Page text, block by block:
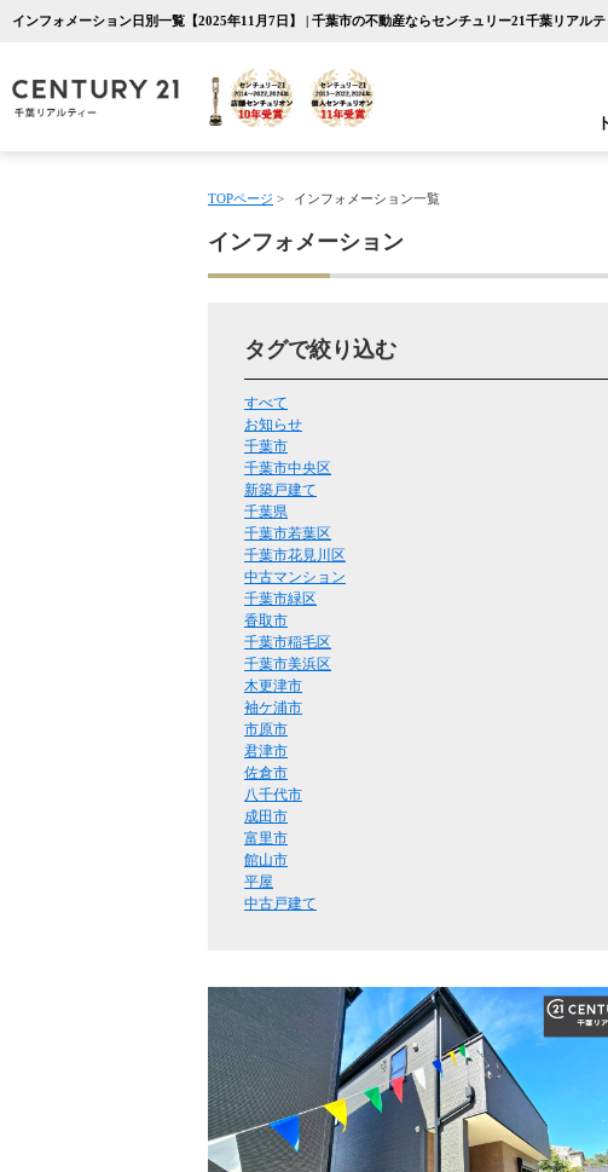
インフォメーション日別一覧【2025年11月7日】 | 千葉市の不動産ならセンチュリー21千葉リアル
TOPページ > インフォメーション一覧
インフォメーション
タグで絞り込む
すべて
お知らせ
千葉市
千葉市中央区
新築戸建て
千葉県
千葉市若葉区
千葉市花見川区
中古マンション
千葉市緑区
香取市
千葉市稲毛区
千葉市美浜区
木更津市
袖ケ浦市
市原市
君津市
佐倉市
八千代市
成田市
富里市
館山市
平屋
中古戸建て